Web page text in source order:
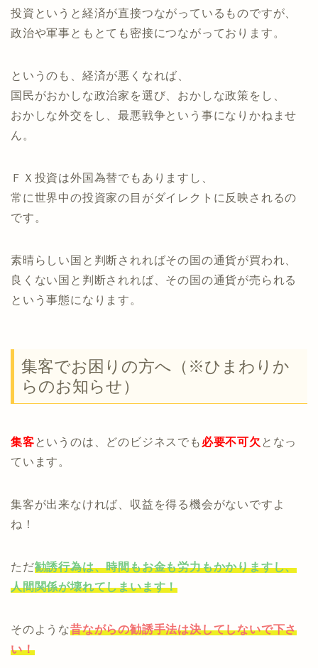
投資というと経済が直接つながっているものですが、
政治や軍事ともとても密接につながっております。
というのも、経済が悪くなれば、
国民がおかしな政治家を選び、おかしな政策をし、
おかしな外交をし、最悪戦争という事になりかねませ
ん。
ＦＸ投資は外国為替でもありますし、
常に世界中の投資家の目がダイレクトに反映されるの
です。
素晴らしい国と判断されればその国の通貨が買われ、
良くない国と判断されれば、その国の通貨が売られる
という事態になります。
集客でお困りの方へ（※ひまわりか
らのお知らせ）
集客というのは、どのビジネスでも 必要不可欠 となっ
ています。
集客が出来なければ、収益を得る機会がないですよ
ね！
ただ勧誘行為は、時間もお金も労力もかかりますし、
人間関係が壊れてしまいます！
そのような昔ながらの勧誘手法は決してしないで下さ
い！